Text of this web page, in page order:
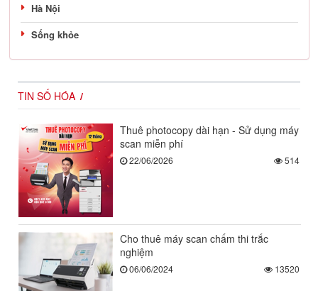
Hà Nội
Sống khỏe
TIN SỐ HÓA
Thuê photocopy dài hạn - Sử dụng máy
scan miễn phí
22/06/2026 514
Cho thuê máy scan chấm thi trắc
nghiệm
06/06/2024 13520